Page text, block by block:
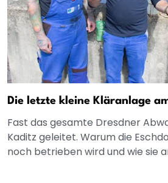
Die letzte kleine Kläranlage
Fast das gesamte Dresdner
Kaditz geleitet. Warum die
noch betrieben wird und wie sie